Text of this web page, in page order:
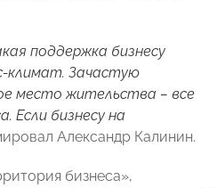
поддержка бизнесу
климат. Зачастую
место жительства – все
Если бизнесу на
Александр Калинин.
бизнеса»,